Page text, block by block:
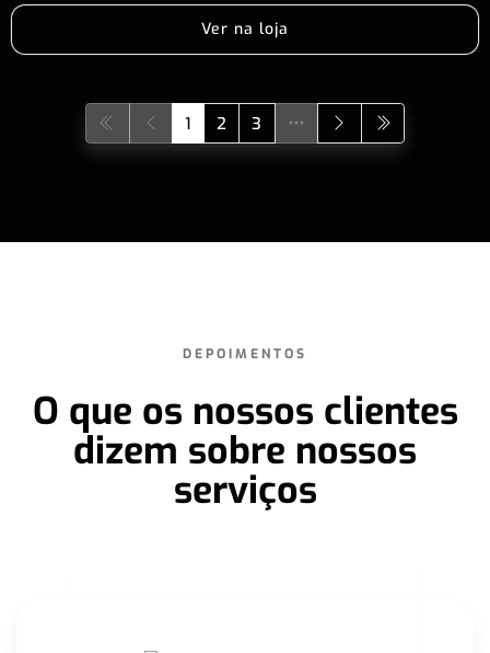
Ver na loja
1 2 3
DEPOIMENTOS
O que os nossos clientes
dizem sobre nossos
serviços